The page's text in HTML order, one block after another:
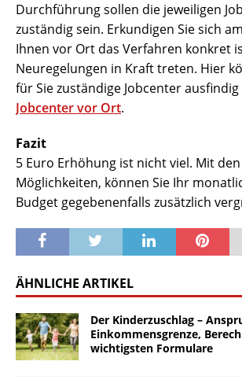
Durchführung sollen die jeweiligen
zuständig sein. Erkundigen Sie sich
Ihnen vor Ort das Verfahren konkret
Neuregelungen in Kraft treten. Hier
für Sie zuständige Jobcenter
Jobcenter vor Ort.
Fazit
5 Euro Erhöhung ist nicht viel. Mit
Möglichkeiten, können Sie Ihr
Budget gegebenenfalls zusätzlich
ÄHNLICHE ARTIKEL
Der Kinderzuschlag –
Einkommensgrenze,
wichtigsten Formulare